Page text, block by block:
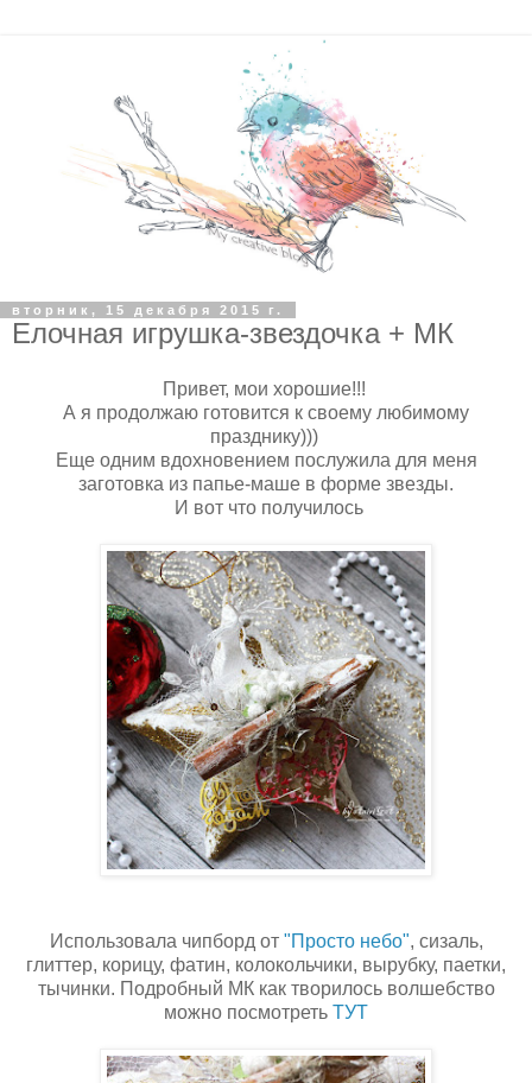
вторник, 15 декабря 2015 г.
Елочная игрушка-звездочка + МК
Привет, мои хорошие!!!
А я продолжаю готовится к своему любимому
празднику)))
Еще одним вдохновением послужила для меня
заготовка из папье-маше в форме звезды.
И вот что получилось
Использовала чипборд от"Просто небо", сизаль,
глиттер, корицу, фатин, колокольчики, вырубку, паетки,
тычинки. Подробный МК как творилось волшебство
можно посмотреть ТУТ